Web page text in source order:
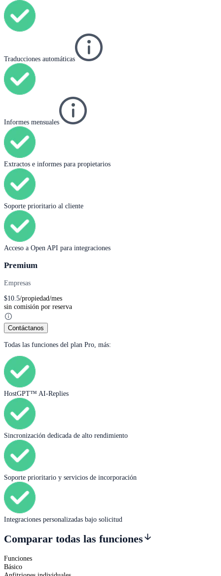
Traducciones automáticas
Informes mensuales
Extractos e informes para propietarios
Soporte prioritario al cliente
Acceso a Open API para integraciones
Premium
Empresas
$10.5/propiedad/mes
sin comisión por reserva
Contáctanos
Todas las funciones del plan Pro, más:
HostGPT™ AI-Replies
Sincronización dedicada de alto rendimiento
Soporte prioritario y servicios de incorporación
Integraciones personalizadas bajo solicitud
Comparar todas las funciones
Funciones
Básico